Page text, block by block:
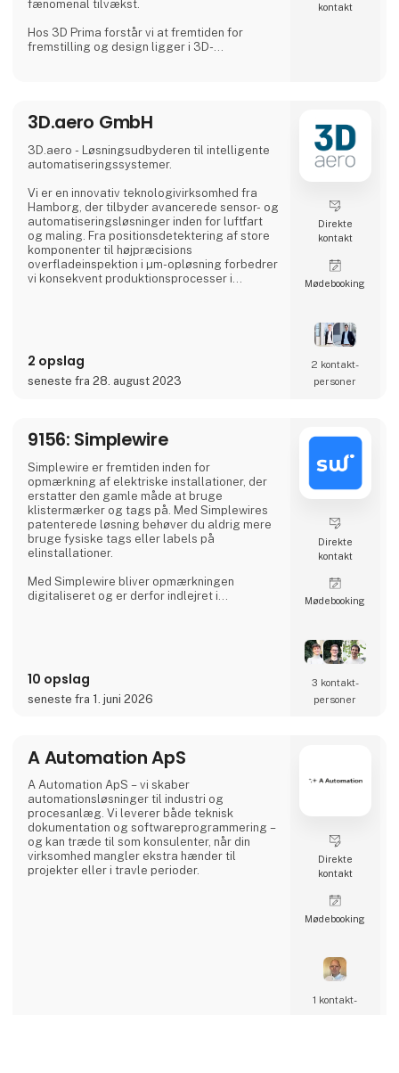
fænomenal tilvækst.
Hos 3D Prima forstår vi at fremtiden for
fremstilling og design ligger i 3D-
vores kunders behov. Uanset om du er en
kreativ professionel, en industriel producent
eller en entusiastisk hobbyist, har vores
omfattende produktudvalg noget
Vi samarbejder med anerken
kontakt
3D.aero GmbH
3D.aero - Løsningsudbyderen til intelligente
automatiseringssystemer.
Vi er en innovativ teknologivirksomhed fra
Hamborg, der tilbyder avancerede sensor- og
automatiseringsløsninger inden for luftfart
og maling. Fra positionsdetektering af store
komponenter til højpræcisions
overfladeinspektion i µm-opløsning forbedrer
vi konsekvent produktionsprocesser i
resulterende kundetilpassede løsning sikrer
kvalitetssikring med høj pålidelighed,
kombineret med vore
2 opslag
seneste fra 28. august 2023
Direkte
kontakt
Møde­booking
2 kontakt­
personer
9156: Simplewire
Simplewire er fremtiden inden for
opmærkning af elektriske installationer, der
erstatter den gamle måde at bruge
klistermærker og tags på. Med Simplewires
patenterede løsning behøver du aldrig mere
bruge fysiske tags eller labels på
elinstallationer.
Med Simplewire bliver opmærkningen
digitaliseret og er derfor indlejret i
mærkningssystem er det bedste
mærkningssystem i verden.
Simplewires clips overfører ID'et fra dine
sikringer til alle el
10 opslag
seneste fra 1. juni 2026
Direkte
kontakt
Møde­booking
3 kontakt­
personer
A Automation ApS
A Automation ApS – vi skaber
automationsløsninger til industri og
procesanlæg. Vi leverer både teknisk
dokumentation og softwareprogrammering –
og kan træde til som konsulenter, når din
virksomhed mangler ekstra hænder til
projekter eller i travle perioder.
Direkte
kontakt
Møde­booking
1 kontakt­